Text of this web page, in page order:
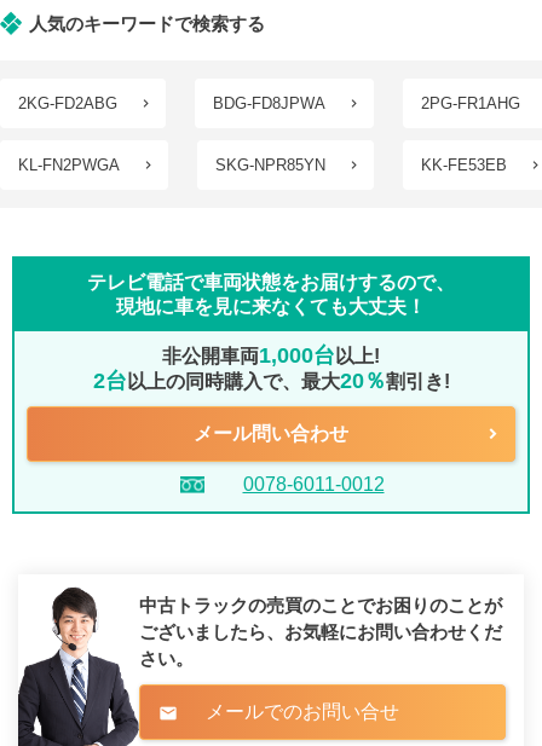
人気のキーワードで検索する
2KG-FD2ABG BDG-FD8JPWA 2PG-FR1AHG
KL-FN2PWGA SKG-NPR85YN KK-FE53EB
テレビ電話で車両状態をお届けするので、
現地に車を見に来なくても大丈夫！
非公開車両1,000台 以上!
2台 以上の同時購入で、最大20％割引き!
メール問い合わせ
0078-6011-0012
中古トラックの売買のことでお困りのことが
ございましたら、 お気軽にお問い合わせくだ
さい。
mail メールでのお問い合せ